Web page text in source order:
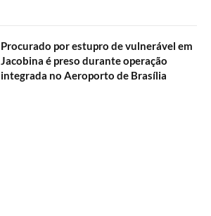
Procurado por estupro de vulnerável em
Jacobina é preso durante operação
integrada no Aeroporto de Brasília